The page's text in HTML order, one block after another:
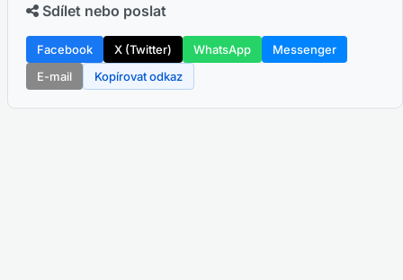
Sdílet nebo poslat
Facebook X (Twitter) WhatsApp
Messenger
E-mail
Kopírovat odkaz